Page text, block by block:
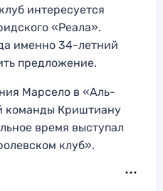
интересуется
«Реала».
именно 34-летний
предложение.
Марсело в «Аль-
команды Криштиану
время выступал
клуб».